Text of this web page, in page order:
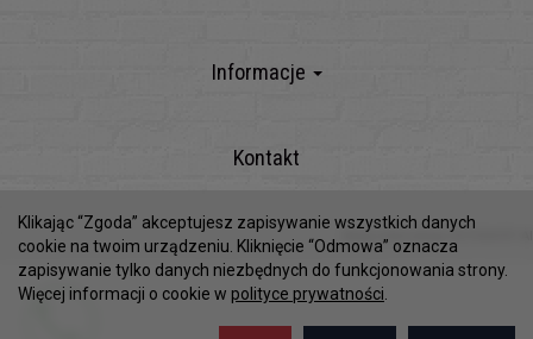
Informacje
Kontakt
Sklep internetowy SOTESHOP AI
Klikając “Zgoda” akceptujesz zapisywanie wszystkich danych
cookie na twoim urządzeniu. Kliknięcie “Odmowa” oznacza
zapisywanie tylko danych niezbędnych do funkcjonowania strony.
Więcej informacji o cookie w polityce prywatności